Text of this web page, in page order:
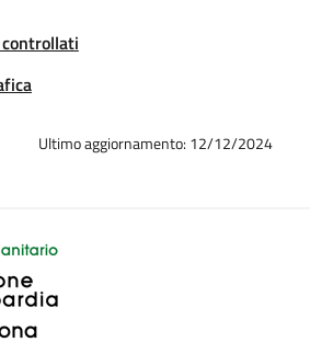
Ultimo aggiornamento: 12/12/2024